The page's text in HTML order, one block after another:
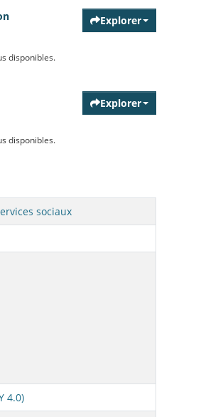
disponibles.
Explorer
disponibles.
Explorer
sociaux
4.0)